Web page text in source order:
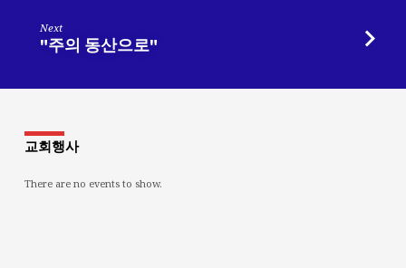
Next
"주의 동산으로"
교회행사
There are no events to show.